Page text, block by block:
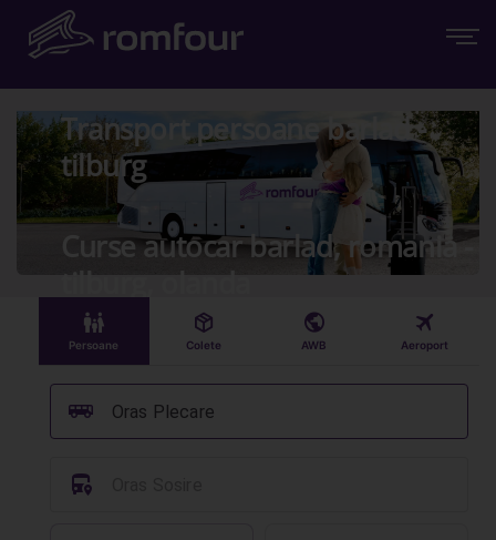
Transport persoane barlad -
tilburg
Curse autocar barlad, romania -
tilburg, olanda
󱠣
Persoane
󰏗
Colete
󰇧
AWB
󰀝
Aeroport
Oras Plecare
󰞠
󱈒